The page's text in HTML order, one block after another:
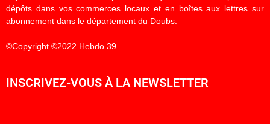
dépôts dans vos commerces locaux et en boîtes aux lettres sur
abonnement dans le département du Doubs.
©Copyright ©2022 Hebdo 39
INSCRIVEZ-VOUS À LA NEWSLETTER